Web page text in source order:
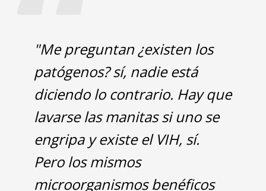
"Me preguntan ¿existen los
patógenos? sí, nadie está
diciendo lo contrario. Hay que
lavarse las manitas si uno se
engripa y existe el VIH, sí.
Pero los mismos
microorganismos benéficos